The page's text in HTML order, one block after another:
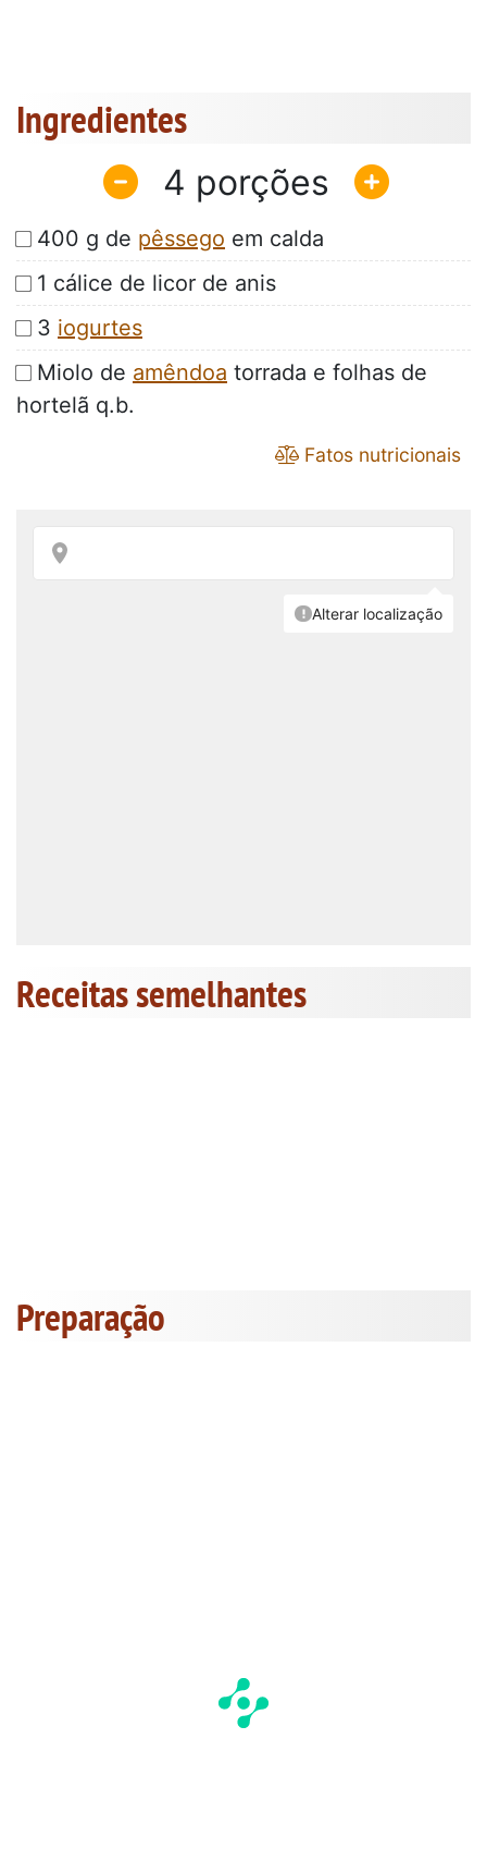
Ingredientes
4
400 g de pêssego em calda
1 cálice de licor de anis
3 iogurtes
Miolo de amêndoa torrada e folhas de
hortelã q.b.
Fatos nutricionais
Receitas semelhantes
Preparação